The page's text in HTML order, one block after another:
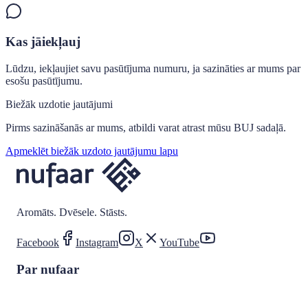
Kas jāiekļauj
Lūdzu, iekļaujiet savu pasūtījuma numuru, ja sazināties ar mums par
esošu pasūtījumu.
Biežāk uzdotie jautājumi
Pirms sazināšanās ar mums, atbildi varat atrast mūsu BUJ sadaļā.
Apmeklēt biežāk uzdoto jautājumu lapu
Aromāts. Dvēsele. Stāsts.
Facebook Instagram X YouTube
Par nufaar